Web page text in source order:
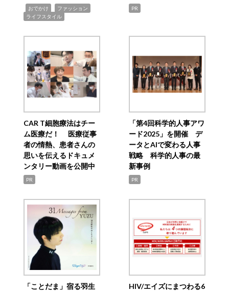
おでかけ ファッション
ライフスタイル
PR
CAR T細胞療法はチー
ム医療だ！ 医療従事
者の情熱、患者さんの
思いを伝えるドキュメ
ンタリー動画を公開中
PR
「第4回科学的人事アワ
ード2025」を開催 デ
ータとAIで変わる人事
戦略 科学的人事の最
新事例
PR
「ことだま」宿る羽生
HIV/エイズにまつわる6